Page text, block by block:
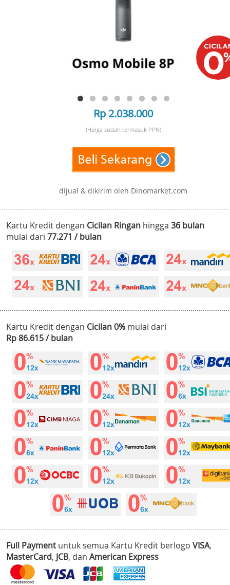
Rp 2.038.000
(Harga sudah termasuk PPN)
dijual & dikirim oleh Dinomarket.com
Kartu Kredit dengan Cicilan Ringan hingga 36 bulan
mulai dari 77.271 / bulan
Kartu Kredit dengan Cicilan 0% mulai dari
Rp 86.615 / bulan
Full Payment untuk semua Kartu Kredit berlogo VISA,
MasterCard, JCB, dan American Express